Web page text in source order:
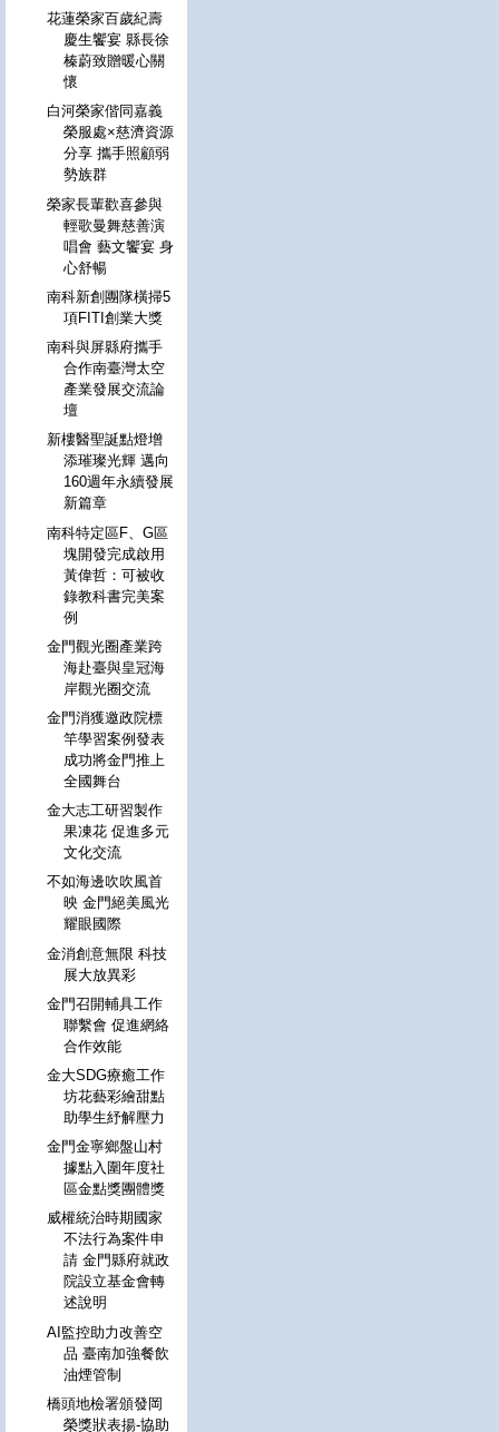
花蓮榮家百歲紀壽
慶生饗宴 縣長徐
榛蔚致贈暖心關
懷
白河榮家偕同嘉義
榮服處×慈濟資源
分享 攜手照顧弱
勢族群
榮家長輩歡喜參與
輕歌曼舞慈善演
唱會 藝文饗宴 身
心舒暢
南科新創團隊橫掃5
項FITI創業大獎
南科與屏縣府攜手
合作南臺灣太空
產業發展交流論
壇
新樓醫聖誕點燈增
添璀璨光輝 邁向
160週年永續發展
新篇章
南科特定區F、G區
塊開發完成啟用
黃偉哲：可被收
錄教科書完美案
例
金門觀光圈產業跨
海赴臺與皇冠海
岸觀光圈交流
金門消獲邀政院標
竿學習案例發表
成功將金門推上
全國舞台
金大志工研習製作
果凍花 促進多元
文化交流
不如海邊吹吹風首
映 金門絕美風光
耀眼國際
金消創意無限 科技
展大放異彩
金門召開輔具工作
聯繫會 促進網絡
合作效能
金大SDG療癒工作
坊花藝彩繪甜點
助學生紓解壓力
金門金寧鄉盤山村
據點入圍年度社
區金點獎團體獎
威權統治時期國家
不法行為案件申
請 金門縣府就政
院設立基金會轉
述說明
AI監控助力改善空
品 臺南加強餐飲
油煙管制
橋頭地檢署頒發岡
榮獎狀表揚-協助